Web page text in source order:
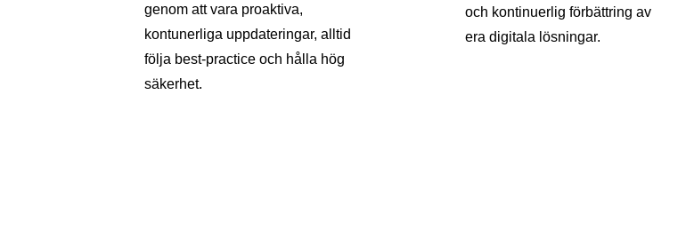
genom att vara proaktiva,
kontunerliga uppdateringar, alltid
följa best-practice och hålla hög
säkerhet.
och kontinuerlig förbättring av
era digitala lösningar.